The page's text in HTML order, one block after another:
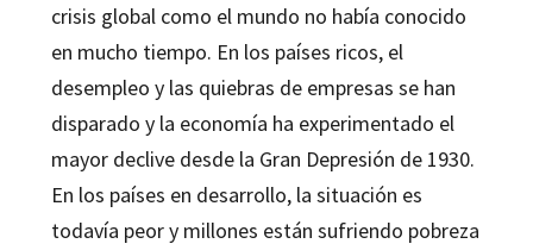
crisis global como el mundo no había conocido
en mucho tiempo. En los países ricos, el
desempleo y las quiebras de empresas se han
disparado y la economía ha experimentado el
mayor declive desde la Gran Depresión de 1930.
En los países en desarrollo, la situación es
todavía peor y millones están sufriendo pobreza